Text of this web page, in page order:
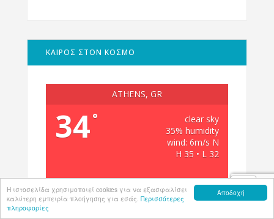
Αποδοχή
Η ιστοσελίδα χρησιμοποιεί cookies για να εξασφαλίσει
καλύτερη εμπειρία πλοήγησης για εσάς. Περισσότερες
πληροφορίες
ΚΑΙΡΟΣ ΣΤΟΝ ΚΟΣΜΟ
ATHENS, GR
34°
clear sky
35% humidity
wind: 6m/s N
H 35 • L 32